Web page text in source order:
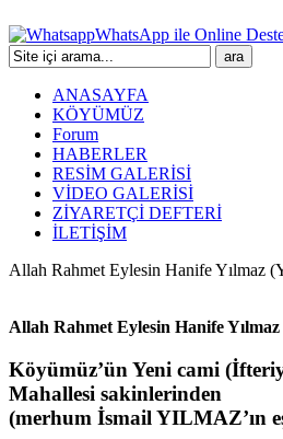
WhatsApp ile Online
ANASAYFA
KÖYÜMÜZ
Forum
HABERLER
RESİM GALERİSİ
VİDEO GALERİSİ
ZİYARETÇİ DEFTERİ
İLETİŞİM
Allah Rahmet Eylesin Hanife Yılmaz
Allah Rahmet Eylesin Hanife
Köyümüz’ün Yeni cami
Mahallesi sakinlerinden
(merhum İsmail YILMAZ’ın